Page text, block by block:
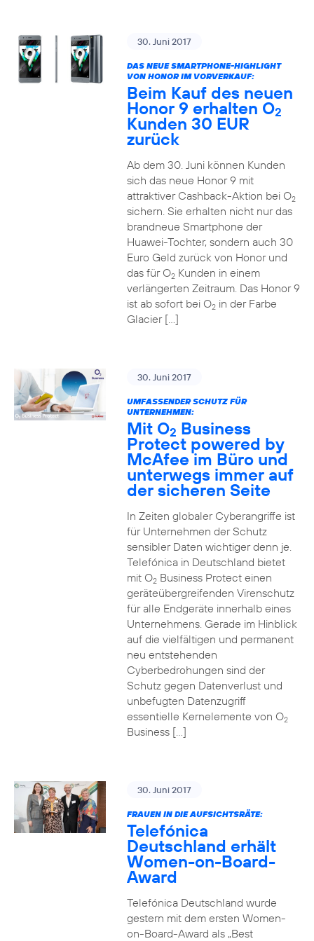
30. Juni 2017
DAS NEUE SMARTPHONE-HIGHLIGHT
VON HONOR IM VORVERKAUF:
Beim Kauf des neuen
Honor 9 erhalten O2
Kunden 30 EUR
zurück
Ab dem 30. Juni können Kunden
sich das neue Honor 9 mit
attraktiver Cashback-Aktion bei O2
sichern. Sie erhalten nicht nur das
brandneue Smartphone der
Huawei-Tochter, sondern auch 30
Euro Geld zurück von Honor und
das für O2Kunden in einem
verlängerten Zeitraum. Das Honor 9
ist ab sofort bei O2in der Farbe
Glacier […]
30. Juni 2017
UMFASSENDER SCHUTZ FÜR
UNTERNEHMEN:
Mit O2 Business
Protect powered by
McAfee im Büro und
unterwegs immer auf
der sicheren Seite
In Zeiten globaler Cyberangriffe ist
für Unternehmen der Schutz
sensibler Daten wichtiger denn je.
Telefónica in Deutschland bietet
mit O2Business Protect einen
geräteübergreifenden Virenschutz
für alle Endgeräte innerhalb eines
Unternehmens. Gerade im Hinblick
auf die vielfältigen und permanent
neu entstehenden
Cyberbedrohungen sind der
Schutz gegen Datenverlust und
unbefugten Datenzugriff
essentielle Kernelemente von O2
Business […]
30. Juni 2017
FRAUEN IN DIE AUFSICHTSRÄTE:
Telefónica
Deutschland erhält
Women-on-Board-
Award
Telefónica Deutschland wurde
gestern mit dem ersten Women-
on-Board-Award als „Best